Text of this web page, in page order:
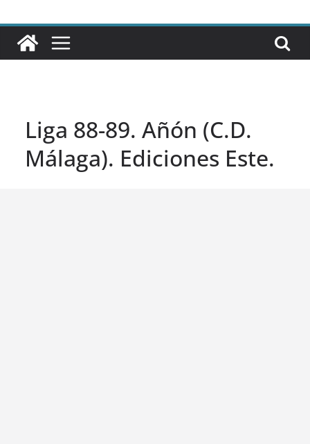
Liga 88-89. Añón (C.D.
Málaga). Ediciones Este.